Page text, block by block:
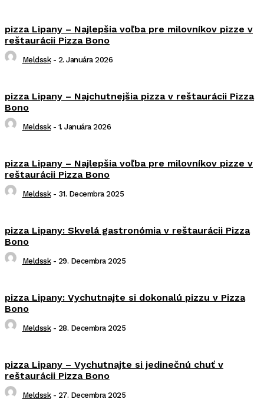
pizza Lipany – Najlepšia voľba pre milovníkov pizze v
reštaurácii Pizza Bono
Meldssk - 2. Januára 2026
pizza Lipany – Najchutnejšia pizza v reštaurácii Pizza
Bono
Meldssk - 1. Januára 2026
pizza Lipany – Najlepšia voľba pre milovníkov pizze v
reštaurácii Pizza Bono
Meldssk - 31. Decembra 2025
pizza Lipany: Skvelá gastronómia v reštaurácii Pizza
Bono
Meldssk - 29. Decembra 2025
pizza Lipany: Vychutnajte si dokonalú pizzu v Pizza
Bono
Meldssk - 28. Decembra 2025
pizza Lipany – Vychutnajte si jedinečnú chuť v
reštaurácii Pizza Bono
Meldssk - 27. Decembra 2025